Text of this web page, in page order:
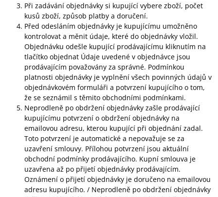
Při zadávání objednávky si kupující vybere zboží, počet
kusů zboží, způsob platby a doručení.
Před odesláním objednávky je kupujícímu umožněno
kontrolovat a měnit údaje, které do objednávky vložil.
Objednávku odešle kupující prodávajícímu kliknutím na
tlačítko objednat Údaje uvedené v objednávce jsou
prodávajícím považovány za správné. Podmínkou
platnosti objednávky je vyplnění všech povinných údajů v
objednávkovém formuláři a potvrzení kupujícího o tom,
že se seznámil s těmito obchodními podmínkami.
Neprodleně po obdržení objednávky zašle prodávající
kupujícímu potvrzení o obdržení objednávky na
emailovou adresu, kterou kupující při objednání zadal.
Toto potvrzení je automatické a nepovažuje se za
uzavření smlouvy. Přílohou potvrzení jsou aktuální
obchodní podmínky prodávajícího. Kupní smlouva je
uzavřena až po přijetí objednávky prodávajícím.
Oznámení o přijetí objednávky je doručeno na emailovou
adresu kupujícího. / Neprodleně po obdržení objednávky